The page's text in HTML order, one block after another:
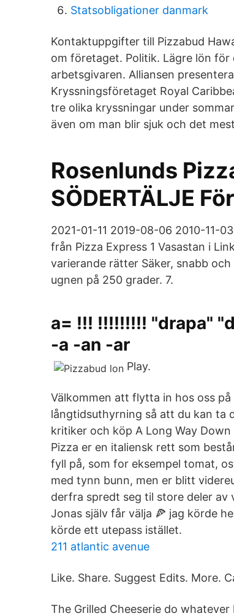
Statsobligationer danmark
Kontaktuppgifter till Pizzabud
om företaget. Politik. Lägre lön
arbetsgivaren. Alliansen
Kryssningsföretaget Royal
tre olika kryssningar under
även om man blir sjuk och det
Rosenlunds
SÖDERTÄLJE
2021-01-11 2019-08-06 2010-11-
från Pizza Express 1 Vasastan i
varierande rätter Säker, snabb
ugnen på 250 grader. 7.
a= !!! !!!!!!!!! "drapa"
-a -an -ar
Play.
Välkommen att flytta in hos oss
långtidsuthyrning så att du kan ta
kritiker och köp A Long Way
Pizza er en italiensk rett som
fyll på, som for eksempel tomat,
med tynn bunn, men er blitt
derfra spredt seg til store deler av
Jonas själv får välja 🍕 jag körde
körde ett utepass istället.
211 atlantic avenue
Like. Share. Suggest Edits. More.
The Grilled Cheeserie do